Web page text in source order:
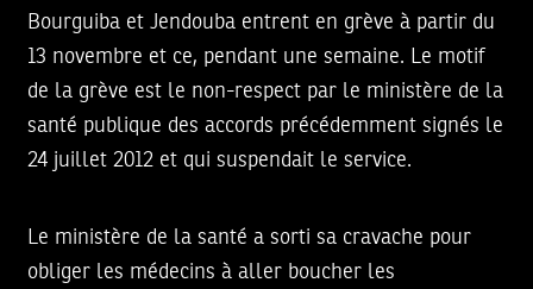
Bourguiba et Jendouba entrent en grève à partir du
13 novembre et ce, pendant une semaine. Le motif
de la grève est le non-respect par le ministère de la
santé publique des accords précédemment signés le
24 juillet 2012 et qui suspendait le service.
Le ministère de la santé a sorti sa cravache pour
obliger les médecins à aller boucher les